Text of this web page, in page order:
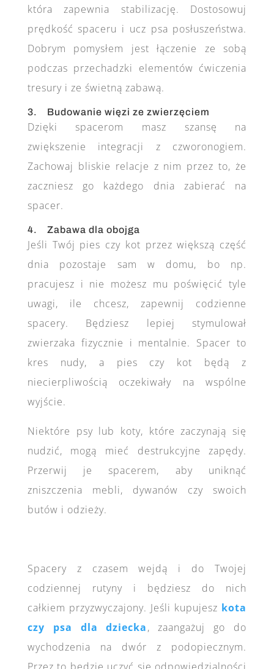
która zapewnia stabilizację. Dostosowuj
prędkość spaceru i ucz psa posłuszeństwa.
Dobrym pomysłem jest łączenie ze sobą
podczas przechadzki elementów ćwiczenia
tresury i ze świetną zabawą.
3. Budowanie więzi ze zwierzęciem
Dzięki spacerom masz szansę na
zwiększenie integracji z czworonogiem.
Zachowaj bliskie relacje z nim przez to, że
zaczniesz go każdego dnia zabierać na
spacer.
4. Zabawa dla obojga
Jeśli Twój pies czy kot przez większą część
dnia pozostaje sam w domu, bo np.
pracujesz i nie możesz mu poświęcić tyle
uwagi, ile chcesz, zapewnij codzienne
spacery. Będziesz lepiej stymulował
zwierzaka fizycznie i mentalnie. Spacer to
kres nudy, a pies czy kot będą z
niecierpliwością oczekiwały na wspólne
wyjście.
Niektóre psy lub koty, które zaczynają się
nudzić, mogą mieć destrukcyjne zapędy.
Przerwij je spacerem, aby uniknąć
zniszczenia mebli, dywanów czy swoich
butów i odzieży.
Spacery z czasem wejdą i do Twojej
codziennej rutyny i będziesz do nich
całkiem przyzwyczajony. Jeśli kupujesz kota
czy psa dla dziecka, zaangażuj go do
wychodzenia na dwór z podopiecznym.